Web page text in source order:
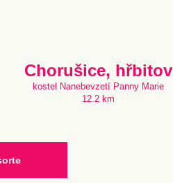
Chorušice, hřbitov
kostel Nanebevzetí Panny Marie
12.2 km